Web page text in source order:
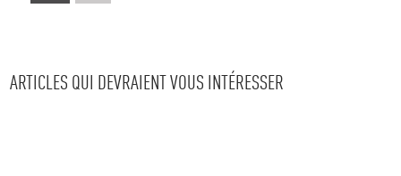
ARTICLES QUI DEVRAIENT VOUS INTÉRESSER